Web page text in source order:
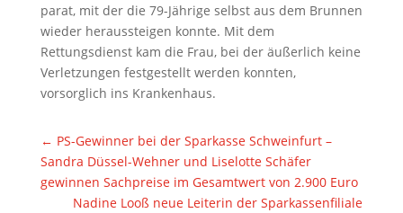
parat, mit der die 79-Jährige selbst aus dem Brunnen
wieder heraussteigen konnte. Mit dem
Rettungsdienst kam die Frau, bei der äußerlich keine
Verletzungen festgestellt werden konnten,
vorsorglich ins Krankenhaus.
← PS-Gewinner bei der Sparkasse Schweinfurt –
Sandra Düssel-Wehner und Liselotte Schäfer
gewinnen Sachpreise im Gesamtwert von 2.900 Euro
Nadine Looß neue Leiterin der Sparkassenfiliale